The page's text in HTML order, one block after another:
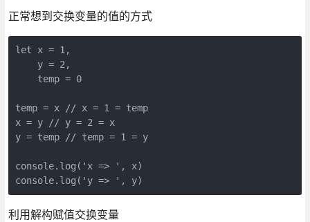
正常想到交换变量的值的方式
let x = 1,
    y = 2,
    temp = 0
temp = x // x = 1 = temp
x = y // y = 2 = x
y = temp // temp = 1 = y
console.log('x => ', x)
利用解构赋值交换变量